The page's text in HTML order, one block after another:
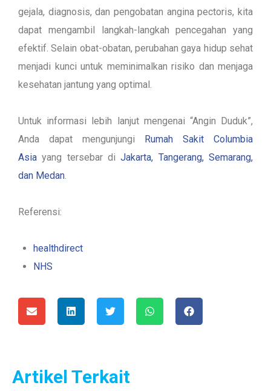
gejala, diagnosis, dan pengobatan angina pectoris, kita
dapat mengambil langkah-langkah pencegahan yang
efektif. Selain obat-obatan, perubahan gaya hidup sehat
menjadi kunci untuk meminimalkan risiko dan menjaga
kesehatan jantung yang optimal.
Untuk informasi lebih lanjut mengenai “Angin Duduk”,
Anda dapat mengunjungi Rumah Sakit Columbia
Asia yang tersebar diJakarta, Tangerang, Semarang,
dan Medan.
Referensi:
healthdirect
NHS
Artikel Terkait